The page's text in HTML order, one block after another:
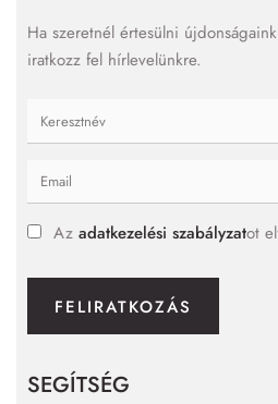
SEGÍTSÉG
Ha szeretnél értesülni
iratkozz fel hírlevelünkre.
Az adatkezelési szabályzatot
FELIRATKOZÁS